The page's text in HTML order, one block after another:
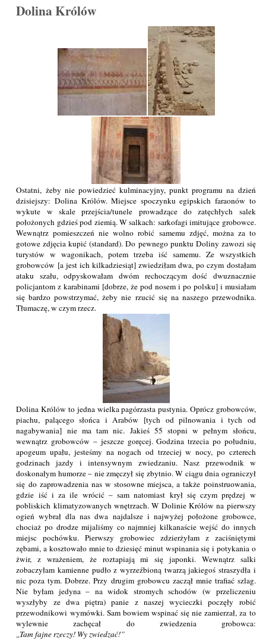
Dolina Królów
Ostatni, żeby nie powiedzieć kulminacyjny, punkt programu na dzień
dzisiejszy: Dolina Królów. Miejsce spoczynku egipskich faraonów to
wykute w skale przejścia/tunele prowadzące do zatęchłych salek
położonych gdzieś pod ziemią. W salkach: sarkofagi imitujące grobowce.
Wewnątrz pomieszczeń nie wolno robić samemu zdjęć, można za to
gotowe zdjęcia kupić (standard). Do pewnego punktu Doliny zawozi się
turystów w wagonikach, potem trzeba iść samemu. Ze wszystkich
grobowców [a jest ich kilkadziesiąt] zwiedziłam dwa, po czym dostałam
ataku szału, odpyskowałam dwóm rechoczącym dość dwuznacznie
policjantom z karabinami [dobrze, że pod nosem i po polsku] i musiałam
się bardzo powstrzymać, żeby nie rzucić się na naszego przewodnika.
Tłumaczę, w czym rzecz.
Dolina Królów to jedna wielka pagórzasta pustynia. Oprócz grobowców,
piachu, palącego słońca i Arabów [tych od pilnowania i tych od
nagabywania] nie ma tam nic. Jakieś 55 stopni w pełnym słońcu,
wewnątrz grobowców – jeszcze goręcej. Godzina trzecia po południu,
apogeum upału, jesteśmy na nogach od trzeciej w nocy, po czterech
godzinach jazdy i intensywnym zwiedzaniu. Nasz przewodnik w
doskonałym humorze – nie zmęczył się zbytnio. W ciągu dnia ograniczył
się do zaprowadzenia nas w stosowne miejsca, a także poinstruowania,
gdzie iść i za ile wrócić – sam natomiast krył się czym prędzej w
pobliskich klimatyzowanych wnętrzach. W Dolinie Królów na pierwszy
ogień wybrał dla nas dwa najdalsze i najwyżej położone grobowce,
chociaż po drodze mijaliśmy co najmniej kilkanaście wejść do innych
miejsc pochówku. Pierwszy grobowiec zdzierżyłam z zaciśniętymi
zębami, a kosztowało mnie to dziesięć minut wspinania się i potykania o
żwir, z wrażeniem, że roztapiają mi się japonki. Wewnątrz salki
zobaczyłam kamienne pudło z wyrzeźbioną twarzą jakiegoś straszydła i
nic poza tym. Dobrze. Przy drugim grobowcu zaczął mnie trafiać szlag.
Nie byłam jedyna – na widok stromych schodów (w przeliczeniu
wyszłyby ze dwa piętra) panie z naszej wycieczki poczęły robić
przewodnikowi wymówki. Sam bowiem wspinać się nie zamierzał, za to
wylewnie zachęcał do zwiedzenia grobowca:
Tam fajne rzeczy! Wy zwiedzać!